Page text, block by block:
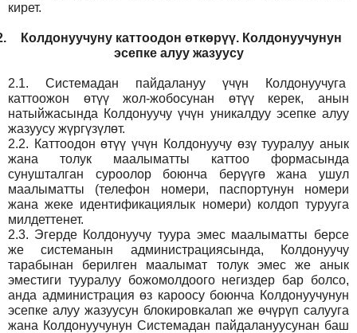
кирет.
Колдонуучуну каттоодон өткөрүү. Колдонуучунун
эсепке алуу жазуусу
2.1.
Системадан пайдалануу үчүн Колдонуучуга
каттоожон өтүү жол-жобосунан өтүү керек, анын
натыйжасында Колдонуучу үчүн уникалдуу эсепке алуу
жазуусу жүргүзүлөт.
2.2. Каттоодон өтүү үчүн Колдонуучу өзү тууралуу анык
жана толук маалыматты каттоо формасында
сунушталган суроолор боюнча берүүгө жана ушул
маалыматты (телефон номери, паспортунун номери
жана жеке идентификациялык номери) колдоп турууга
милдеттенет.
2.3. Эгерде Колдонуучу туура эмес маалыматты берсе
же системанын администрациясында, Колдонуучу
тарабынан берилген маалымат толук эмес же анык
эместиги тууралуу божомолдоого негиздер бар болсо,
анда администрация өз кароосу боюнча Колдонуучунун
эсепке алуу жазуусун блокировкалап же өчүрүп салууга
жана Колдонуучунун Системадан пайдалануусунан баш